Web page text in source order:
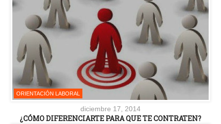
ORIENTACIÓN LABORAL
diciembre 17, 2014
¿CÓMO DIFERENCIARTE PARA QUE TE CONTRATEN?